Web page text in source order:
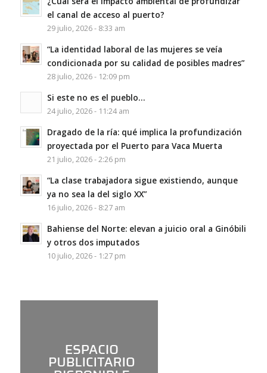
el canal de acceso al puerto?
29 julio, 2026 - 8:33 am
“La identidad laboral de las mujeres se veía
condicionada por su calidad de posibles madres”
28 julio, 2026 - 12:09 pm
Si este no es el pueblo…
24 julio, 2026 - 11:24 am
Dragado de la ría: qué implica la profundización
proyectada por el Puerto para Vaca Muerta
21 julio, 2026 - 2:26 pm
“La clase trabajadora sigue existiendo, aunque
ya no sea la del siglo XX”
16 julio, 2026 - 8:27 am
Bahiense del Norte: elevan a juicio oral a Ginóbili
y otros dos imputados
10 julio, 2026 - 1:27 pm